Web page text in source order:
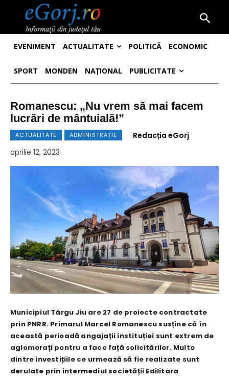
EVENIMENT ACTUALITATE POLITICĂ ECONOMIC
SPORT MONDEN NAȚIONAL PUBLICITATE
Romanescu: „Nu vrem să mai facem
lucrări de mântuială!”
ACTUALITATE ADMINISTRAȚIE
Redacția eGorj
aprilie 12, 2023
Municipiul Târgu Jiu are 27 de proiecte contractate
prin PNRR. Primarul Marcel Romanescu susține că în
această perioadă angajații instituției sunt extrem de
aglomerați pentru a face față solicitărilor. Multe
dintre investițiile ce urmează să fie realizate sunt
derulate prin intermediul societății Edilitara.